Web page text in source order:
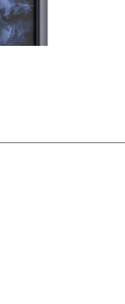
جامع و...